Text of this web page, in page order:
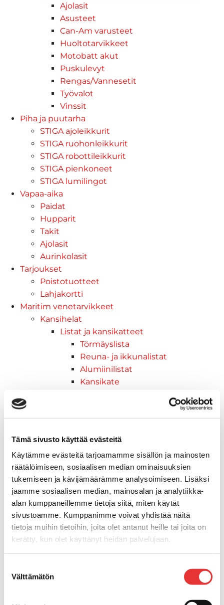
Tämä sivusto käyttää evästeitä
Käytämme evästeitä tarjoamamme sisällön ja mainosten
räätälöimiseen, sosiaalisen median ominaisuuksien
tukemiseen ja kävijämäärämme analysoimiseen. Lisäksi
jaamme sosiaalisen median, mainosalan ja analytiikka-
alan kumppaneillemme tietoja siitä, miten käytät
sivustoamme. Kumppanimme voivat yhdistää näitä
tietoja muihin tietoihin, joita olet antanut heille tai joita on
kerätty, kun olet käyttänyt heidän palvelujaan.
valinta
Välttämätön
Ajolasit
Asusteet
Can-Am varusteet
Huoltotarvikkeet
Motobatt akut
Puskulevyt
Rengas/Vannesetit
Työvalot
Vinssit
Piha ja puutarha
STIGA ajoleikkurit
STIGA ruohonleikkurit
STIGA robottileikkurit
STIGA pienkoneet
STIGA lumilingot
Vapaa-aika
Paidat
Hupparit
Takit
Ajolasit
Aurinkolasit
Tarjoukset
Poistotuotteet
Lahjakortti
Maritim venetarvikkeet
Kansihelat
Listat ja kansikatteet
Törmäyslista
Reuna- ja ikkunalistat
Alumiinilistat
Kansikate
Reuna-, köli-, törmäyslistat ja
kansikate
Köli- ja eväsuojat
Listat ja kansikatteet
Muut tarvikkeet
Köli- ja eväsuojat
Venetikkaat
Keulatikkaat, -tasot ja
varusteet
Kasettitikkaat
Keulatikkaat
Kaide- ja kuomuhelat
Kaidevaijerit, -verkot ja